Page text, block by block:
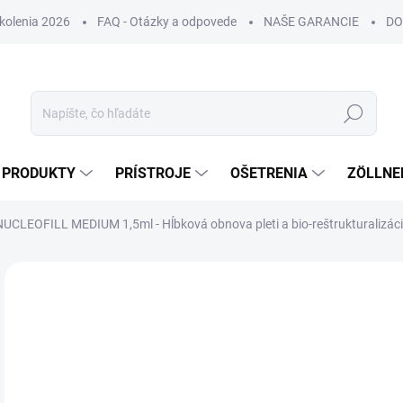
2026 FAQ - Otázky a odpovede NAŠE GARANCIE
Hľadať
PRODUKTY PRÍSTROJE OŠETRENIA
MEDIUM 1,5ml - Hĺbková obnova pleti a bio-